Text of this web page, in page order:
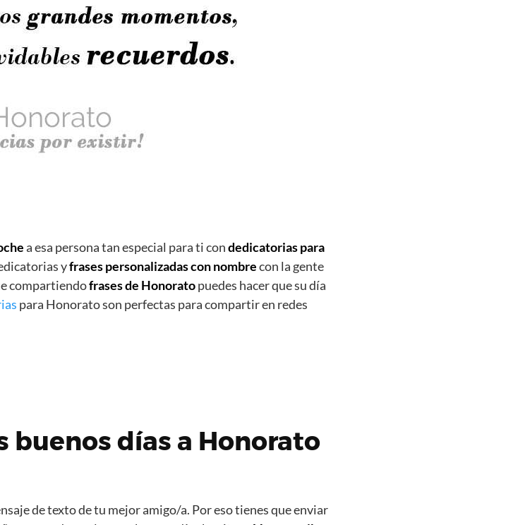
a esa persona tan especial para ti condedicatorias para
yfrases personalizadas con nombrecon la gente
compartiendofrases de Honoratopuedes hacer que su día
para Honorato son perfectas para compartir en redes
buenos días a Honorato
de texto de tu mejor amigo/a. Por eso tienes que enviar